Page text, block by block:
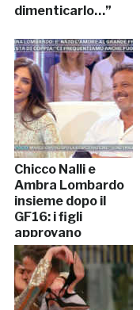
dimenticarlo…”
Chicco Nalli e
Ambra Lombardo
insieme dopo il
GF16: i figli
approvano